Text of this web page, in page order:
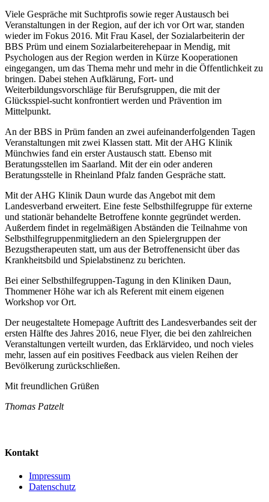
Viele Gespräche mit Suchtprofis sowie reger Austausch bei
Veranstaltungen in der Region, auf der ich vor Ort war, standen
wieder im Fokus 2016. Mit Frau Kasel, der Sozialarbeiterin der
BBS Prüm und einem Sozialarbeiterehepaar in Mendig, mit
Psychologen aus der Region werden in Kürze Kooperationen
eingegangen, um das Thema mehr und mehr in die Öffentlichkeit zu
bringen. Dabei stehen Aufklärung, Fort- und
Weiterbildungsvorschläge für Berufsgruppen, die mit der
Glücksspiel-sucht konfrontiert werden und Prävention im
Mittelpunkt.
An der BBS in Prüm fanden an zwei aufeinanderfolgenden Tagen
Veranstaltungen mit zwei Klassen statt. Mit der AHG Klinik
Münchwies fand ein erster Austausch statt. Ebenso mit
Beratungsstellen im Saarland. Mit der ein oder anderen
Beratungsstelle in Rheinland Pfalz fanden Gespräche statt.
Mit der AHG Klinik Daun wurde das Angebot mit dem
Landesverband erweitert. Eine feste Selbsthilfegruppe für externe
und stationär behandelte Betroffene konnte gegründet werden.
Außerdem findet in regelmäßigen Abständen die Teilnahme von
Selbsthilfegruppenmitgliedern an den Spielergruppen der
Bezugstherapeuten statt, um aus der Betroffenensicht über das
Krankheitsbild und Spielabstinenz zu berichten.
Bei einer Selbsthilfegruppen-Tagung in den Kliniken Daun,
Thommener Höhe war ich als Referent mit einem eigenen
Workshop vor Ort.
Der neugestaltete Homepage Auftritt des Landesverbandes seit der
ersten Hälfte des Jahres 2016, neue Flyer, die bei den zahlreichen
Veranstaltungen verteilt wurden, das Erklärvideo, und noch vieles
mehr, lassen auf ein positives Feedback aus vielen Reihen der
Bevölkerung zurückschließen.
Mit freundlichen Grüßen
Thomas Patzelt
Kontakt
Impressum
Datenschutz